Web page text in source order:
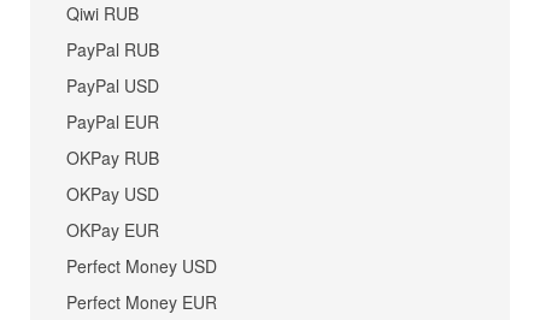
Qiwi RUB
PayPal RUB
PayPal USD
PayPal EUR
OKPay RUB
OKPay USD
OKPay EUR
Perfect Money USD
Perfect Money EUR